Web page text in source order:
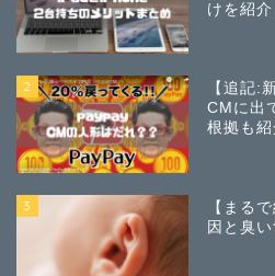
けを紹介
2
【追記:
CMに出
根拠も紹
3
【まる
因と臭